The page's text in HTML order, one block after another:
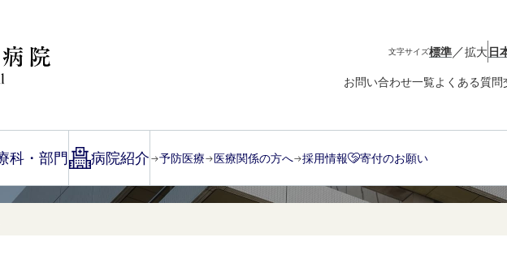
文字サイズ標準／拡大日
お問い合わせ一覧よくある質問
科・部門 病院紹介 予防医療 医療関係の方へ 採用情報 寄付のお願い